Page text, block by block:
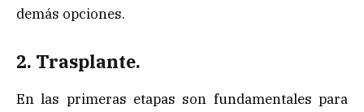
demás opciones.
2. Trasplante.
En las primeras etapas son fundamentales para